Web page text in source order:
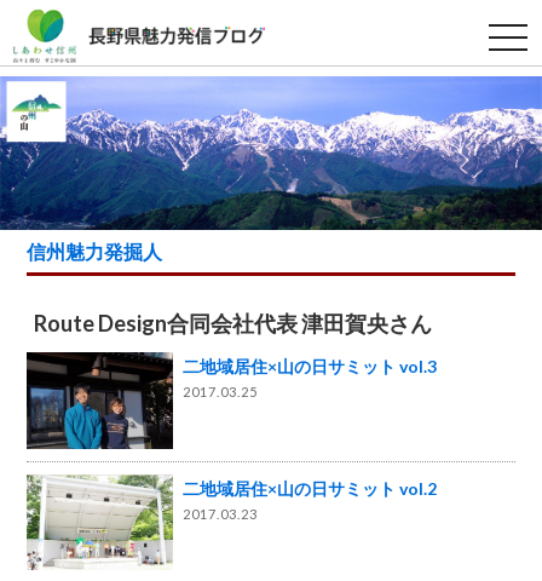
t
o
g
l
e
n
a
v
i
a
i
信州魅力発掘人
Route Design合同会社代表 津田賀央さん
二地域居住×山の日サミット vol.3
2017.03.25
二地域居住×山の日サミット vol.2
2017.03.23